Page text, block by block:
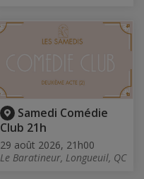
Samedi Comédie
Club 21h
29 août 2026, 21h00
Le Baratineur, Longueuil, QC